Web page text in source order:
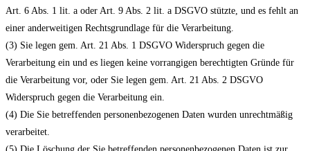
Art. 6 Abs. 1 lit. a oder Art. 9 Abs. 2 lit. a DSGVO stützte, und es fehlt an
einer anderweitigen Rechtsgrundlage für die Verarbeitung.
(3) Sie legen gem. Art. 21 Abs. 1 DSGVO Widerspruch gegen die
Verarbeitung ein und es liegen keine vorrangigen berechtigten Gründe für
die Verarbeitung vor, oder Sie legen gem. Art. 21 Abs. 2 DSGVO
Widerspruch gegen die Verarbeitung ein.
(4) Die Sie betreffenden personenbezogenen Daten wurden unrechtmäßig
verarbeitet.